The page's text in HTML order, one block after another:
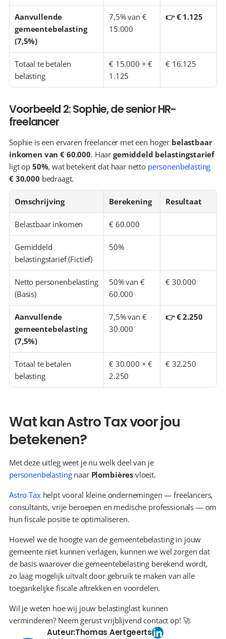
Aanvullende
gemeentebelasting
(7,5%)
7,5% van €
15.000
👉 € 1.125
Totaal te betalen
belasting
€ 15.000 + €
1.125
€ 16.125
Voorbeeld 2: Sophie, de senior HR-
freelancer
Sophie is een ervaren freelancer met een hoger belastbaar
inkomen van € 60.000. Haar gemiddeld belastingstarief
ligt op 50%, wat betekent dat haar netto personenbelasting
€ 30.000 bedraagt.
Omschrijving Berekening Resultaat
Belastbaar inkomen € 60.000
Gemiddeld
belastingstarief (Fictief)
50%
Netto personenbelasting
(Basis)
50% van €
60.000
€ 30.000
Aanvullende
gemeentebelasting
(7,5%)
7,5% van €
30.000
👉 € 2.250
Totaal te betalen
belasting
€ 30.000 + €
2.250
€ 32.250
Wat kan Astro Tax voor jou
betekenen?
Met deze uitleg weet je nu welk deel van je
personenbelasting naar Plombières vloeit.
Astro Tax helpt vooral kleine ondernemingen — freelancers,
consultants, vrije beroepen en medische professionals — om
hun fiscale positie te optimaliseren.
Hoewel we de hoogte van de gemeentebelasting in jouw
gemeente niet kunnen verlagen, kunnen we wel zorgen dat
de basis waarover die gemeentebelasting berekend wordt,
zo laag mogelijk uitvalt door gebruik te maken van alle
toegankelijke fiscale aftrekken en voordelen.
Wil je weten hoe wij jouw belastinglast kunnen
verminderen? Neem gerust vrijblijvend contact op! 🚀
Auteur:Thomas Aertgeerts